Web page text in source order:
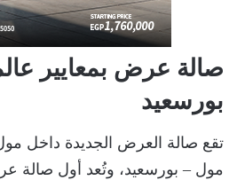
صالة عرض بمعايير
بورسعيد
تقع صالة العرض الجديدة داخل
مول – بورسعيد، وتُعد أول صالة